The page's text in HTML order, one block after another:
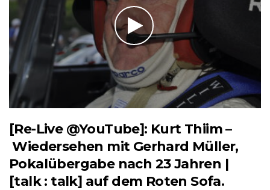
[Re-Live @YouTube]: Kurt Thiim –
Wiedersehen mit Gerhard Müller,
Pokalübergabe nach 23 Jahren |
[talk : talk] auf dem Roten Sofa.